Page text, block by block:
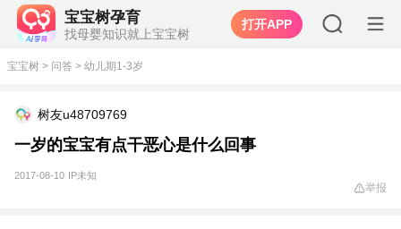
宝宝树孕育
找母婴知识就上宝宝树
打开APP
宝宝树 > 问答 > 幼儿期1-3岁
树友u48709769
一岁的宝宝有点干恶心是什么回事
2017-08-10 IP未知
举报